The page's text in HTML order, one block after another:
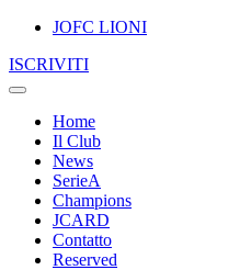
JOFC LIONI
ISCRIVITI
Home
Il Club
News
SerieA
Champions
JCARD
Contatto
Reserved